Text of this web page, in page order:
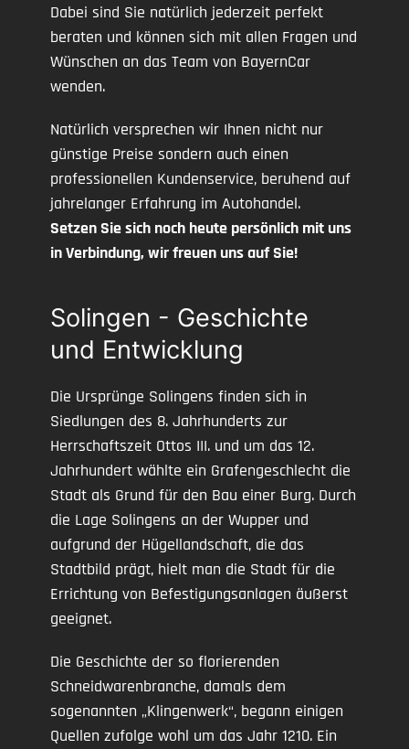
Dabei sind Sie natürlich jederzeit perfekt
beraten und können sich mit allen Fragen und
Wünschen an das Team von BayernCar
wenden.
Natürlich versprechen wir Ihnen nicht nur
günstige Preise sondern auch einen
professionellen Kundenservice, beruhend auf
jahrelanger Erfahrung im Autohandel.
Setzen Sie sich noch heute persönlich mit uns
in Verbindung, wir freuen uns auf Sie!
Solingen - Geschichte
und Entwicklung
Die Ursprünge Solingens finden sich in
Siedlungen des 8. Jahrhunderts zur
Herrschaftszeit Ottos III. und um das 12.
Jahrhundert wählte ein Grafengeschlecht die
Stadt als Grund für den Bau einer Burg. Durch
die Lage Solingens an der Wupper und
aufgrund der Hügellandschaft, die das
Stadtbild prägt, hielt man die Stadt für die
Errichtung von Befestigungsanlagen äußerst
geeignet.
Die Geschichte der so florierenden
Schneidwarenbranche, damals dem
sogenannten „Klingenwerk“, begann einigen
Quellen zufolge wohl um das Jahr 1210. Ein